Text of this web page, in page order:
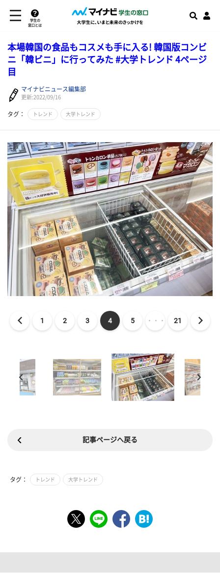
学生の
窓口とは
本場韓国の食品もコスメも手に入る! 韓国版コンビ
ニ「韓ビニ」に行ってみた #大学トレンド 4ページ
目
マイナビニュース編集部
更新:2022/09/16
タグ： トレンド 大学トレンド
1 2 3 4 5 ・・・ 21
記事ページへ戻る
タグ： トレンド 大学トレンド